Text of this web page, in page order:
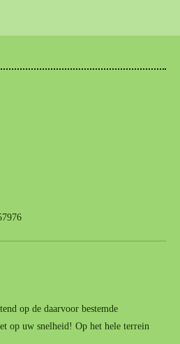
op de daarvoor bestemde
op uw snelheid! Op het hele terrein